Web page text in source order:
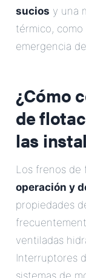
sucios y una
térmico,
emergencia
¿Cómo
de
las
Los frenos de
operación y
propiedades
ventiladas
Interruptores
sistemas de